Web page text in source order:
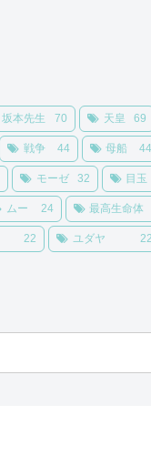
坂本先生 70 天皇 69
戦争 44 母船 44
モーゼ 32 目玉
ムー 24 最高生命体
22 ユダヤ 22